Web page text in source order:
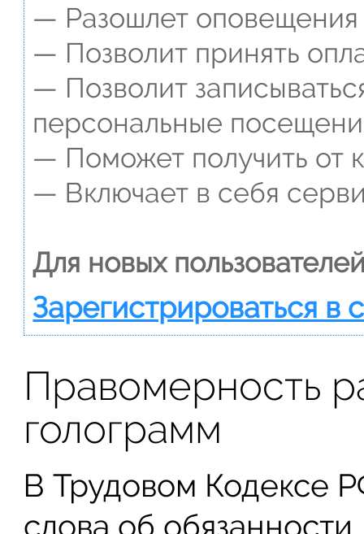
— Разошлет оповещения
— Позволит принять
— Позволит
персональные
— Поможет получить от
— Включает в себя
Для новых
Зарегистрироваться в
Правомерность
голограмм
В Трудовом Кодексе
слова об обязанности